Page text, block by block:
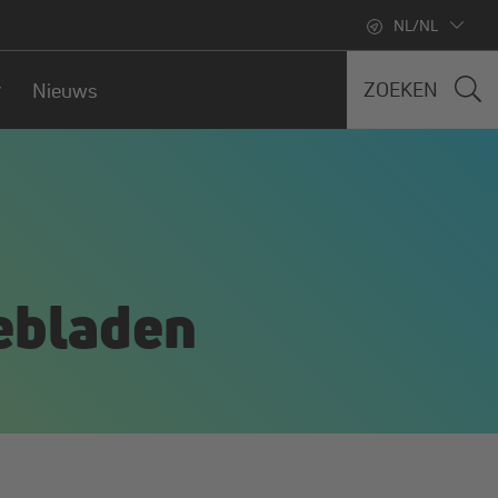
NL/NL
Nieuws ZOEKEN